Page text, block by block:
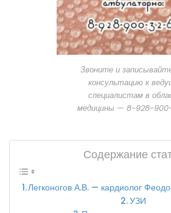
Звоните и
консультацию к
специалистам в
медицины — 8-928-
Содержание
Легконогов А.В. — кардиолог
УЗИ